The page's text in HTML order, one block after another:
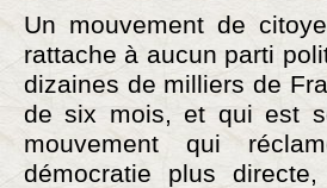
Un mouvement de
rattache à aucun parti
dizaines de milliers de
de six mois, et qui est
mouvement qui
démocratie plus